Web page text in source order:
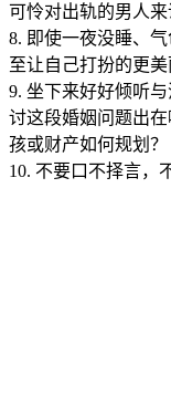
可怜对出轨的男人来
8. 即使一夜没睡、
至让自己打扮的更美
9. 坐下来好好倾听
讨这段婚姻问题出
孩或财产如何规划？
10. 不要口不择言，